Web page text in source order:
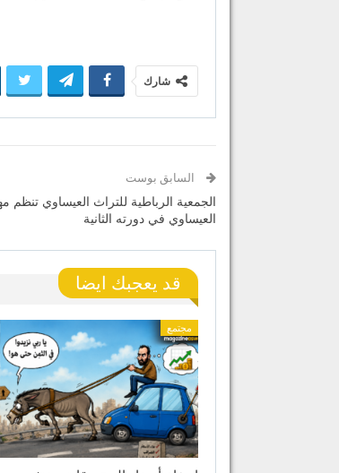
شارك
السابق بوست
الجمعية الرباطية للتراث العيساوي تنظم
العيساوي في دورته الثانية
قد يعجبك ايضا
مجتمع